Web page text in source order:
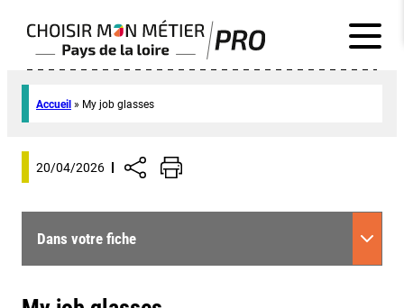
Accueil » My job glasses
20/04/2026
Dans votre fiche